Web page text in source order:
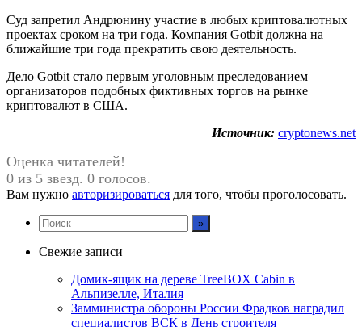
Суд запретил Андрюнину участие в любых криптовалютных
проектах сроком на три года. Компания Gotbit должна на
ближайшие три года прекратить свою деятельность.
Дело Gotbit стало первым уголовным преследованием
организаторов подобных фиктивных торгов на рынке
криптовалют в США.
Источник: cryptonews.net
Оценка читателей!
0 из 5 звезд. 0 голосов.
Вам нужно авторизироваться для того, чтобы проголосовать.
Свежие записи
Домик-ящик на дереве TreeBOX Cabin в
Альпизелле, Италия
Замминистра обороны России Фрадков наградил
специалистов ВСК в День строителя